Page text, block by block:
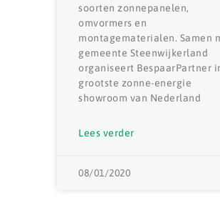
soorten zonnepanelen,
omvormers en
montagematerialen. Samen
gemeente Steenwijkerland
organiseert BespaarPartner
grootste zonne-energie
showroom van Nederland
Lees verder
08/01/2020